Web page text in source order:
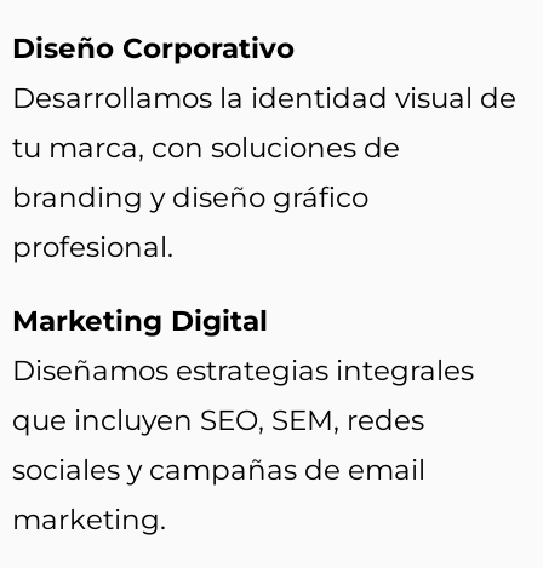
Diseño Corporativo
Desarrollamos la identidad visual de
tu marca, con soluciones de
branding y diseño gráfico
profesional.
Marketing Digital
Diseñamos estrategias integrales
que incluyen SEO, SEM, redes
sociales y campañas de email
marketing.